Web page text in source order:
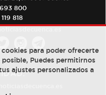
800
818
para poder ofrecerte
Puedes permitirnos
ajustes personalizados a